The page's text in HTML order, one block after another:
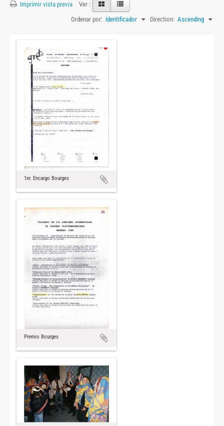
Imprimir vista previa
Ver :
Ordenar por: Identificador Direction: Ascending
1er. Encargo Bourges
Premio Bourges